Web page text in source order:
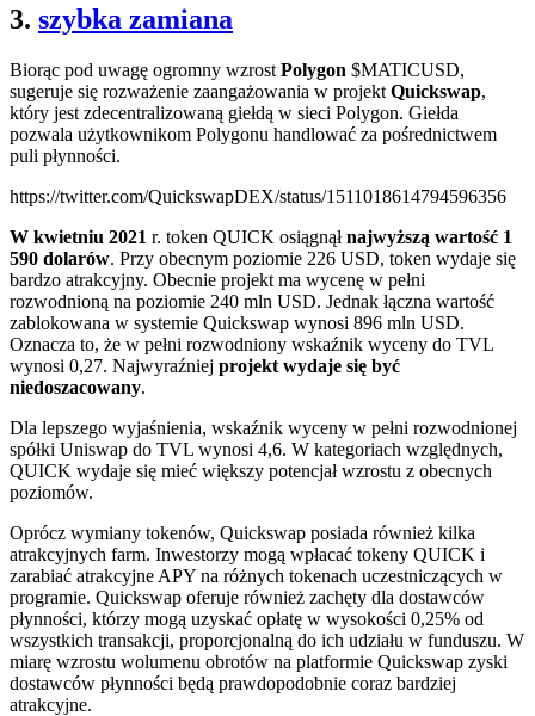
3. szybka zamiana
Biorąc pod uwagę ogromny wzrost Polygon $MATICUSD,
sugeruje się rozważenie zaangażowania w projekt Quickswap,
który jest zdecentralizowaną giełdą w sieci Polygon. Giełda
pozwala użytkownikom Polygonu handlować za pośrednictwem
puli płynności.
https://twitter.com/QuickswapDEX/status/1511018614794596356
W kwietniu 2021 r. token QUICK osiągnąłnajwyższą wartość 1
590 dolarów. Przy obecnym poziomie 226 USD, token wydaje się
bardzo atrakcyjny. Obecnie projekt ma wycenę w pełni
rozwodnioną na poziomie 240 mln USD. Jednak łączna wartość
zablokowana w systemie Quickswap wynosi 896 mln USD.
Oznacza to, że w pełni rozwodniony wskaźnik wyceny do TVL
wynosi 0,27. Najwyraźniej projekt wydaje się być
niedoszacowany.
Dla lepszego wyjaśnienia, wskaźnik wyceny w pełni rozwodnionej
spółki Uniswap do TVL wynosi 4,6. W kategoriach względnych,
QUICK wydaje się mieć większy potencjał wzrostu z obecnych
poziomów.
Oprócz wymiany tokenów, Quickswap posiada również kilka
atrakcyjnych farm. Inwestorzy mogą wpłacać tokeny QUICK i
zarabiać atrakcyjne APY na różnych tokenach uczestniczących w
programie. Quickswap oferuje również zachęty dla dostawców
płynności, którzy mogą uzyskać opłatę w wysokości 0,25% od
wszystkich transakcji, proporcjonalną do ich udziału w funduszu. W
miarę wzrostu wolumenu obrotów na platformie Quickswap zyski
dostawców płynności będą prawdopodobnie coraz bardziej
atrakcyjne.